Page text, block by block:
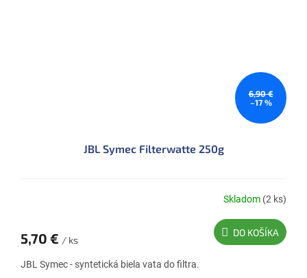
6,90 €
–17 %
JBL Symec Filterwatte 250g
Skladom (2 ks)
5,70 € / ks
DO KOŠÍKA
JBL Symec - syntetická biela vata do filtra.